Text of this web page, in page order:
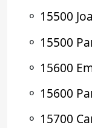
⚬ 15500
⚬ 15500
⚬ 15600
⚬ 15600
⚬ 15700